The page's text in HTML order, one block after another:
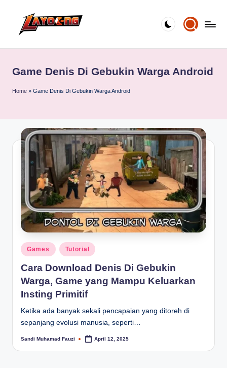
Game Denis Di Gebukin Warga Android
Home » Game Denis Di Gebukin Warga Android
Posted
in
Games Tutorial
Cara Download Denis Di Gebukin
Warga, Game yang Mampu Keluarkan
Insting Primitif
Ketika ada banyak sekali pencapaian yang ditoreh di
sepanjang evolusi manusia, seperti…
Posted
Sandi Muhamad Fauzi April 12, 2025